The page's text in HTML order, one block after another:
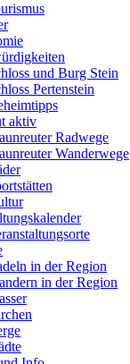
und Burg Stein
Pertenstein
aktiv
Radwege
Wanderwege
in der Region
in der Region